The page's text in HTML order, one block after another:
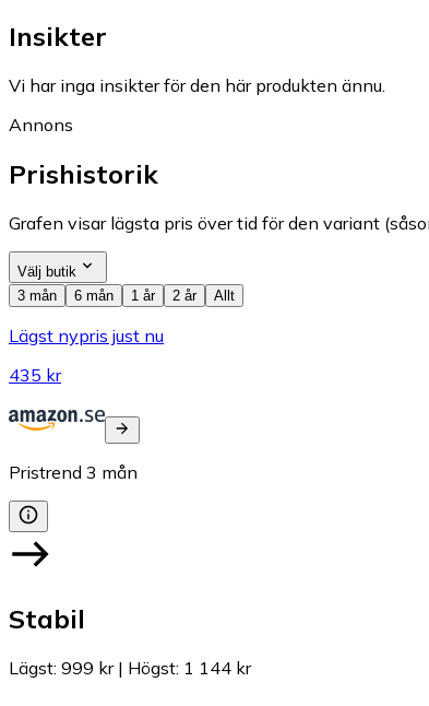
Insikter
Vi har inga insikter för den här produkten ännu.
Annons
Prishistorik
Grafen visar lägsta pris över tid för den variant
Välj butik
3 mån
6 mån 1 år 2 år Allt
Lägst nypris just nu
435 kr
Pristrend 3 mån
Stabil
Lägst: 999 kr| Högst: 1 144 kr